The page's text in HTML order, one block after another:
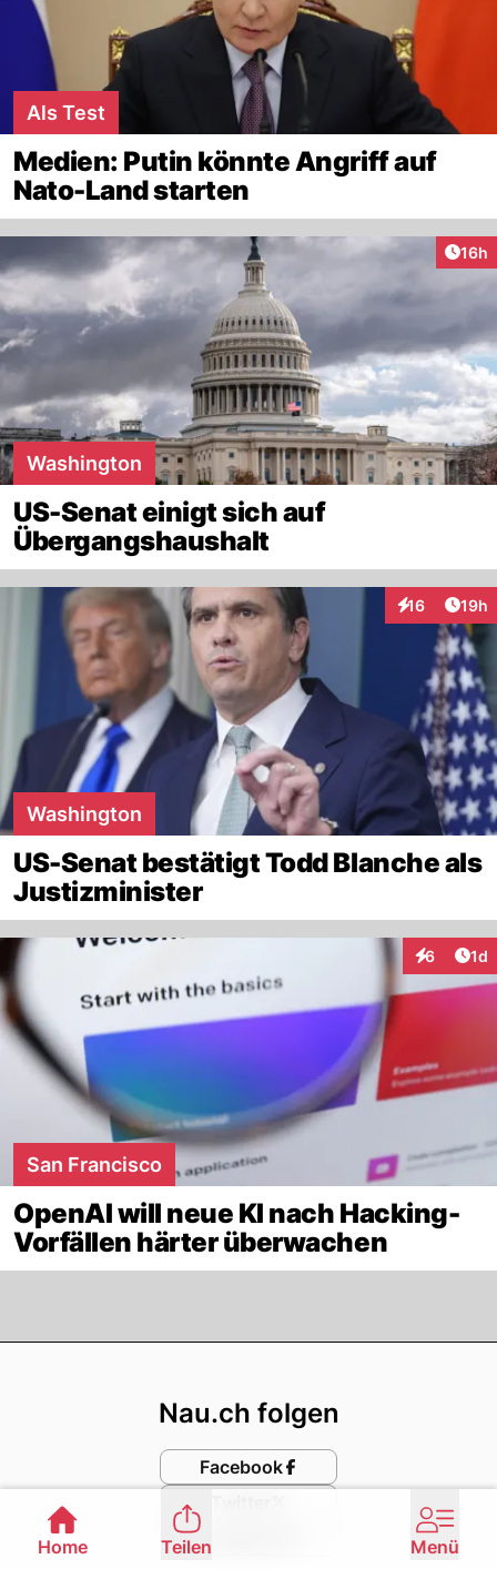
Als Test
Medien: Putin könnte Angriff auf
Nato-Land starten
16h
Washington
US-Senat einigt sich auf
Übergangshaushalt
16
Interaktionen
19h
Washington
US-Senat bestätigt Todd Blanche als
Justizminister
6 1d
San Francisco
OpenAI will neue KI nach Hacking-
Vorfällen härter überwachen
Nau.ch folgen
Facebook
Instagram
Home Teilen Menü